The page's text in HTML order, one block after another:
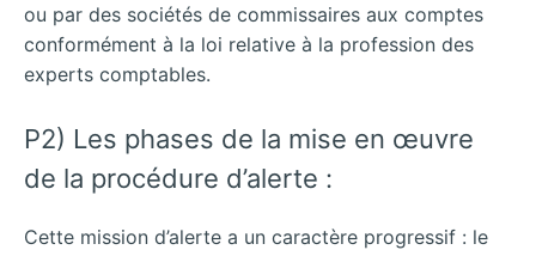
ou par des sociétés de commissaires aux comptes
conformément à la loi relative à la profession des
experts comptables.
P2) Les phases de la mise en œuvre
de la procédure d’alerte :
Cette mission d’alerte a un caractère progressif : le